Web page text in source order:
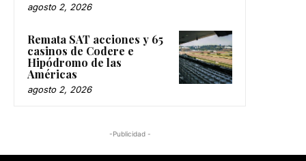
agosto 2, 2026
Remata SAT acciones y 65
casinos de Codere e
Hipódromo de las
Américas
agosto 2, 2026
-Publicidad -